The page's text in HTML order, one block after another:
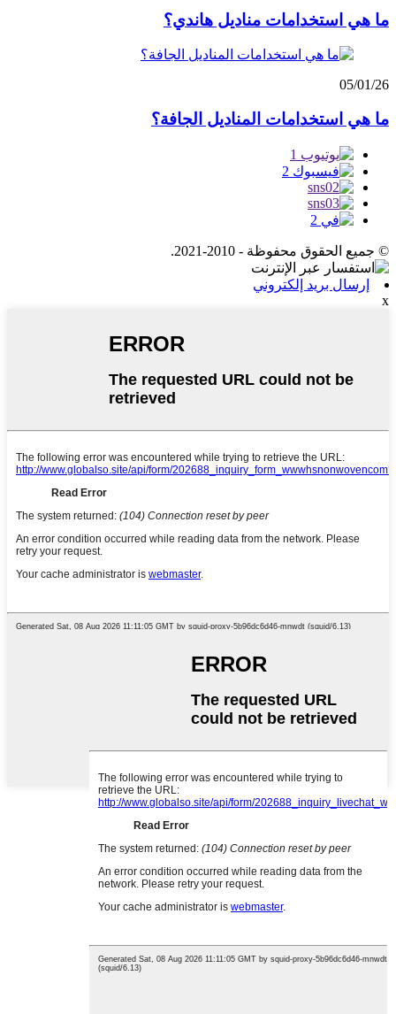
ما هي استخدامات مناديل هاندي؟
05/01/26
ما هي استخدامات المناديل الجافة؟
© جميع الحقوق محفوظة - 2010-2021.
إرسال بريد إلكتروني
x
English
Portuguese
Spanish